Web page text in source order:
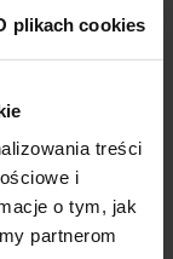
plikach cookies
treści
i
o tym, jak
partnerom
Coarse